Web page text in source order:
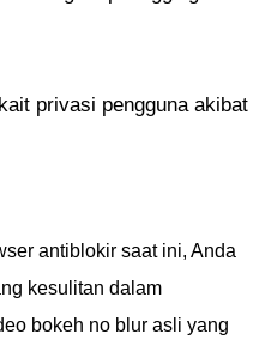
privasi pengguna akibat
antiblokir saat ini, Anda
kesulitan dalam
bokeh no blur asli yang